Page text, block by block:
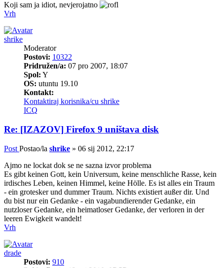
Koji sam ja idiot, nevjerojatno
Vrh
shrike
Moderator
Postovi: 10322
Pridružen/a: 07 pro 2007, 18:07
Spol: Y
OS: utuntu 19.10
Kontakt:
Kontaktiraj korisnika/cu shrike
ICQ
Re: [IZAZOV] Firefox 9 uništava disk
Post Postao/la shrike » 06 sij 2012, 22:17
Ajmo ne lockat dok se ne sazna izvor problema
Es gibt keinen Gott, kein Universum, keine menschliche Rasse, kein
irdisches Leben, keinen Himmel, keine Hölle. Es ist alles ein Traum
- ein grotesker und dummer Traum. Nichts existiert außer dir. Und
du bist nur ein Gedanke - ein vagabundierender Gedanke, ein
nutzloser Gedanke, ein heimatloser Gedanke, der verloren in der
leeren Ewigkeit wandelt!
Vrh
drade
Postovi: 910